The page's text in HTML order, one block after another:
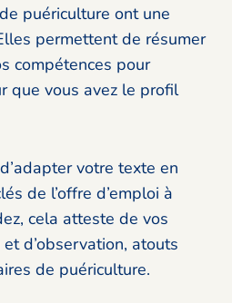
puériculture ont une
permettent de résumer
compétences pour
que vous avez le profil
votre texte en
de l’offre d’emploi à
cela atteste de vos
d’observation, atouts
de puériculture.